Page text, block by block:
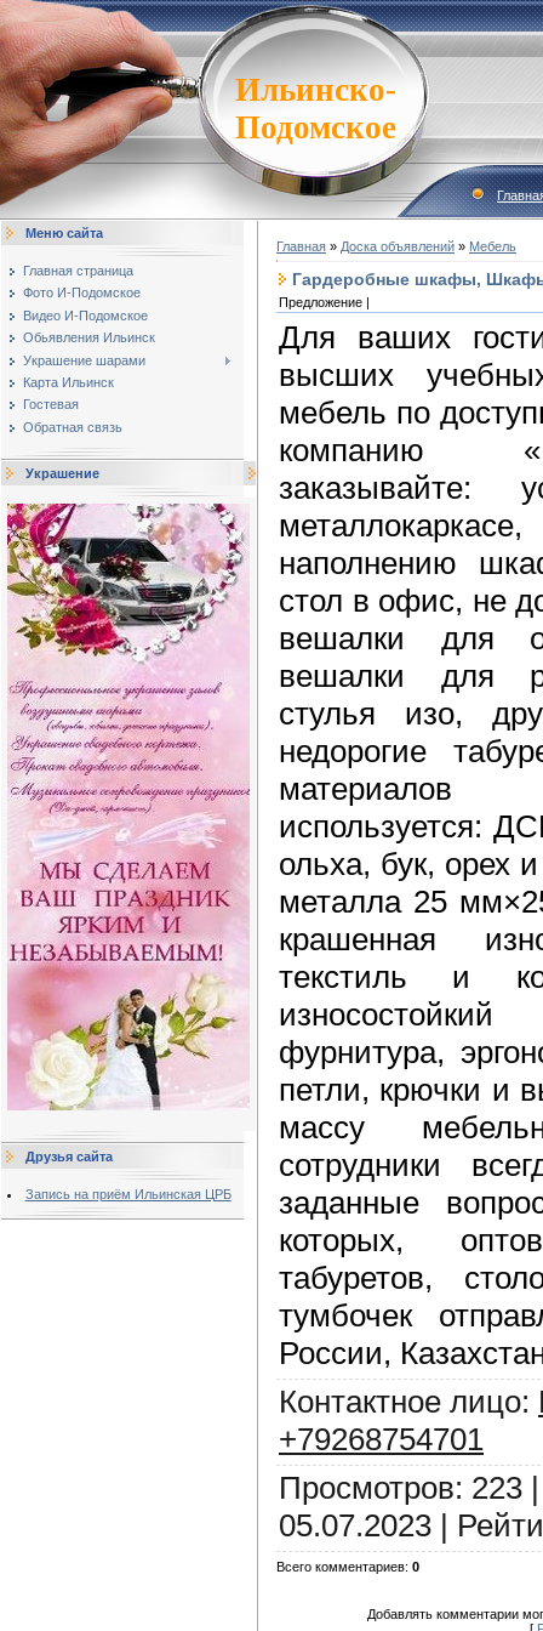
Ильинско-
Подомское
Меню сайта
Главная страница
Фото И-Подомское
Видео И-Подомское
Обьявления Ильинск
Украшение шарами
Карта Ильинск
Гостевая
Обратная связь
Украшение
Друзья сайта
Запись на приём Ильинская ЦРБ
Главная » Доска объявлений » Мебель
Гардеробные шкафы,
Предложение |
Для ваших
высших
мебель по
компанию
заказывайте:
наполнению
стол в офис, не
вешалки для
вешалки для
стулья изо,
недорогие
материалов
используется:
ольха, бук, орех
металла 25
крашенная
текстиль и
износостойкий
фурнитура,
петли, крючки и
массу
сотрудники
заданные
которых,
табуретов,
тумбочек
России,
Контактное лицо:
+79268754701
Просмотров: 223
05.07.2023 |
Всего комментариев: 0
Добавлять комментарии